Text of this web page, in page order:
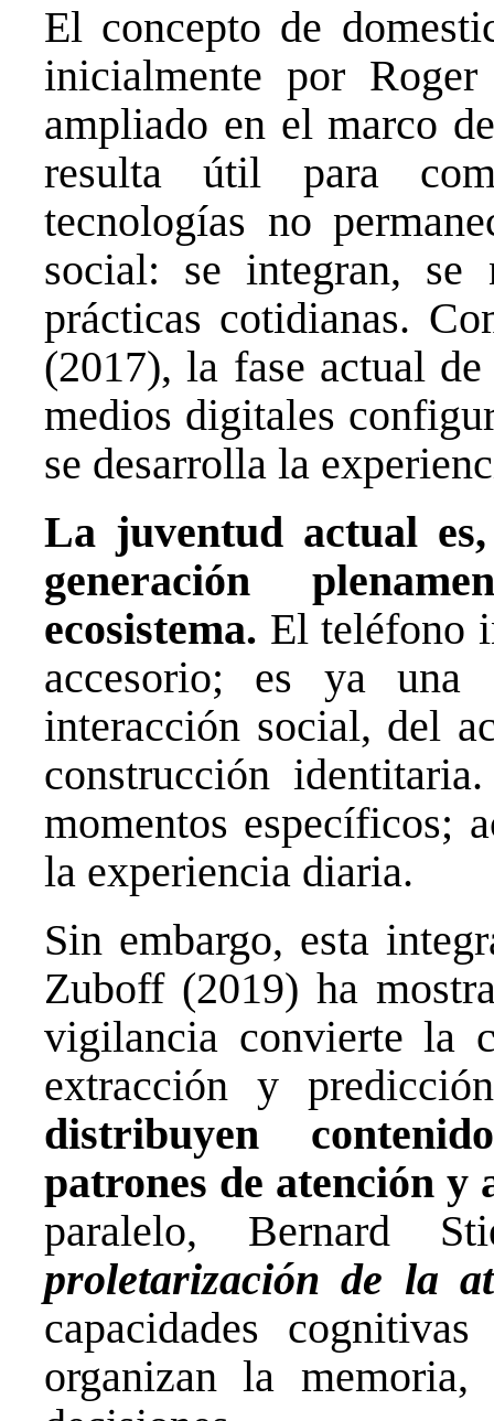
El concepto de
inicialmente por
ampliado en el marco
resulta útil para
tecnologías no
social: se integran, se
prácticas cotidianas.
(2017), la fase actual
medios digitales
se desarrolla la
La juventud actual
generación
ecosistema. El teléfono
accesorio; es ya una
interacción social, del
construcción
momentos específicos;
la experiencia diaria.
Sin embargo, esta
Zuboff (2019) ha
vigilancia convierte la
extracción y predicción
distribuyen
patrones de atención y
paralelo, Bernard
proletarización de la
capacidades
organizan la